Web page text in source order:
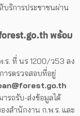
บริการประชาชนผ่าน
พร้อม
ร. ที่ นร 1200/ว53 ลง
ารตรวจสอบที่อยู่
ารถรับ-ส่งข้อมูลได้
งสำนักงาน ก.พ.ร. และ